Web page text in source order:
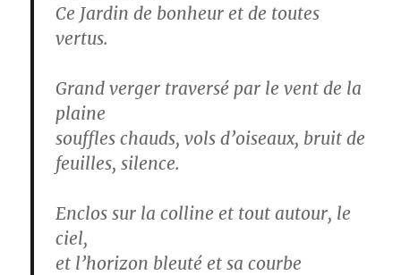
Ce Jardin de bonheur et de toutes
vertus.
Grand verger traversé par le vent de la
plaine
souffles chauds, vols d’oiseaux, bruit de
feuilles, silence.
Enclos sur la colline et tout autour, le
ciel,
et l’horizon bleuté et sa courbe